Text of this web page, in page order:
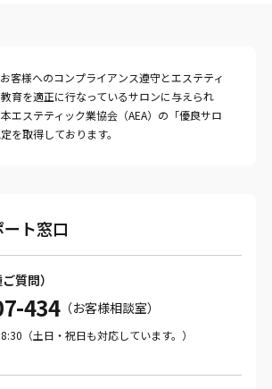
客様へのコンプライアンス遵守とエステティ
育を適正に行なっているサロンに与えられ
エステティック業協会（AEA）の「優良サロ
を取得しております。
ト窓口
質問）
434（お客様相談室）
（土日・祝日も対応しています。）